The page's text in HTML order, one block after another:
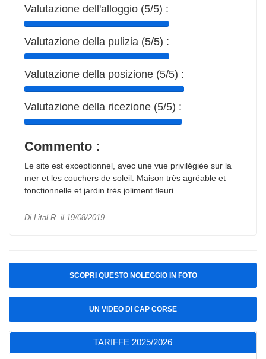
Valutazione dell'alloggio (5/5) :
Valutazione della pulizia (5/5) :
Valutazione della posizione (5/5) :
Valutazione della ricezione (5/5) :
Commento :
Le site est exceptionnel, avec une vue privilégiée sur la
mer et les couchers de soleil. Maison très agréable et
fonctionnelle et jardin très joliment fleuri.
Di Lital R. il 19/08/2019
SCOPRI QUESTO NOLEGGIO IN FOTO
UN VIDEO DI CAP CORSE
TARIFFE 2025/2026